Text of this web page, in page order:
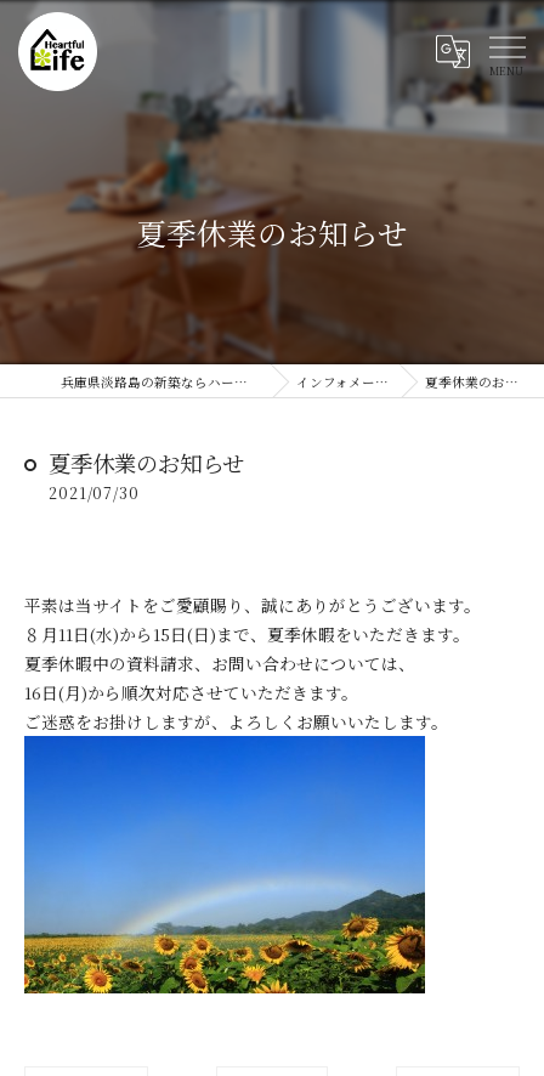
夏季休業のお知らせ
兵庫県淡路島の新築ならハートフルライフ インフォメーション 夏季休業のお知らせ
夏季休業のお知らせ
2021/07/30
平素は当サイトをご愛顧賜り、誠にありがとうございます。
８月11日(水)から15日(日)まで、夏季休暇をいただきます。
夏季休暇中の資料請求、お問い合わせについては、
16日(月)から順次対応させていただきます。
ご迷惑をお掛けしますが、よろしくお願いいたします。